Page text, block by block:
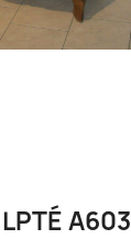
A603